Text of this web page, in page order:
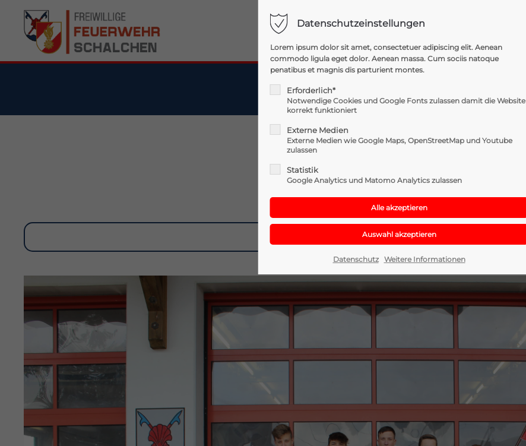
Login Support
Lorem ipsum dolor sit amet:
24h / 365days
We offer support for our customers
Cybersteel Inc.
+44 1234 567 890
info@yourdomain.com
Feuerwehr­jugend­mitglieder:
Datenschutzeinstellungen
Lorem ipsum dolor sit amet, consectetuer adipiscing elit. Aenean
commodo ligula eget dolor. Aenean massa. Cum sociis natoque
penatibus et magnis dis parturient montes.
Erforderlich*
Notwendige Cookies und Google Fonts zulassen damit die Website
korrekt funktioniert
Externe Medien
Externe Medien wie Google Maps, OpenStreetMap und Youtube
zulassen
Statistik
Google Analytics und Matomo Analytics zulassen
Datenschutz Weitere Informationen